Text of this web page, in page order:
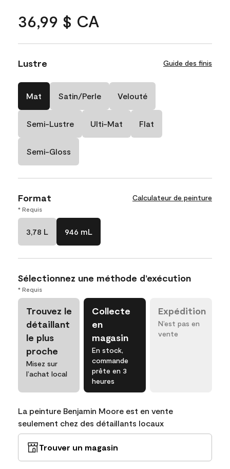
36,99 $ CA
Lustre Guide des finis
Mat Satin/Perle Velouté
Semi-Lustre Ulti-Mat Flat
Semi-Gloss
Format Calculateur de peinture
* Requis
3,78 L 946 mL
Sélectionnez une méthode d’exécution
* Requis
Trouvez le
détaillant
le plus
proche
Misez sur
l’achat local
Collecte
en
magasin
En stock,
commande
prête en 3
heures
Expédition
N’est pas en
vente
La peinture Benjamin Moore est en vente
seulement chez des détaillants locaux
Trouver un magasin